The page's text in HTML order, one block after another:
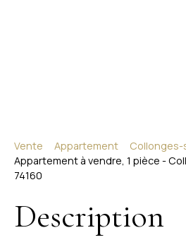
Vente Appartement
Collonges-
Appartement à vendre, 1 pièce -
74160
Description